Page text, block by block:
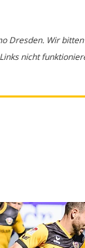
Wir
nicht